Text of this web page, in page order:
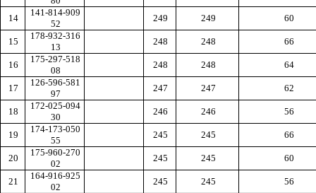
14
141-814-909
52
249 249 60
15
178-932-316
13
248 248 66
16
175-297-518
08
248 248 64
17
126-596-581
97
247 247 62
18
172-025-094
30
246 246 56
19
174-173-050
55
245 245 66
20
175-960-270
02
245 245 60
21
164-916-925
02
245 245 56